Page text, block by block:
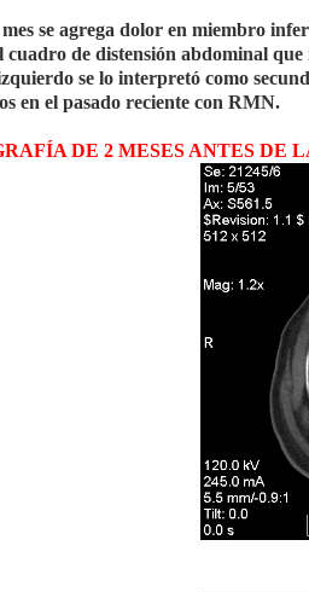
se agrega dolor en miembro
cuadro de distensión abdominal
se lo interpretó como
en el pasado reciente con RMN.
DE 2 MESES ANTES DE